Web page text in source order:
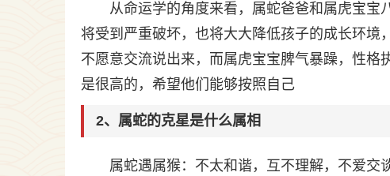
从命运学的角度来看，属蛇爸爸和属虎宝
将受到严重破坏，也将大大降低孩子的成长环
不愿意交流说出来，而属虎宝宝脾气暴躁，性
是很高的，希望他们能够按照自己
2、属蛇的克星是什么属相
属蛇遇属猴：不太和谐，互不理解，不爱交